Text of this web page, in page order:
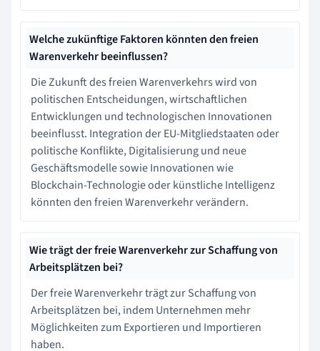
Welche zukünftige Faktoren könnten den freien
Warenverkehr beeinflussen?
Die Zukunft des freien Warenverkehrs wird von
politischen Entscheidungen, wirtschaftlichen
Entwicklungen und technologischen Innovationen
beeinflusst. Integration der EU-Mitgliedstaaten oder
politische Konflikte, Digitalisierung und neue
Geschäftsmodelle sowie Innovationen wie
Blockchain-Technologie oder künstliche Intelligenz
könnten den freien Warenverkehr verändern.
Wie trägt der freie Warenverkehr zur Schaffung von
Arbeitsplätzen bei?
Der freie Warenverkehr trägt zur Schaffung von
Arbeitsplätzen bei, indem Unternehmen mehr
Möglichkeiten zum Exportieren und Importieren
haben.